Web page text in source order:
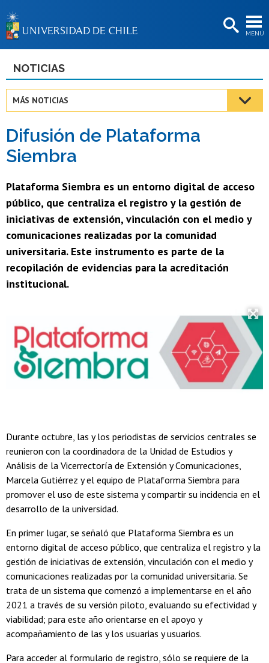
MENÚ
BIBLIOTECAS
Estudiantes
Académicas/os
Egresadas/os
NOTICIAS
MÁS NOTICIAS
Difusión de Plataforma
Siembra
Plataforma Siembra es un entorno digital de acceso
público, que centraliza el registro y la gestión de
iniciativas de extensión, vinculación con el medio y
comunicaciones realizadas por la comunidad
universitaria. Este instrumento es parte de la
recopilación de evidencias para la acreditación
institucional.
Durante octubre, las y los periodistas de servicios centrales se
reunieron con la coordinadora de la Unidad de Estudios y
Análisis de la Vicerrectoría de Extensión y Comunicaciones,
Marcela Gutiérrez y el equipo de Plataforma Siembra para
promover el uso de este sistema y compartir su incidencia en el
desarrollo de la universidad.
En primer lugar, se señaló que Plataforma Siembra es un
entorno digital de acceso público, que centraliza el registro y la
gestión de iniciativas de extensión, vinculación con el medio y
comunicaciones realizadas por la comunidad universitaria. Se
trata de un sistema que comenzó a implementarse en el año
2021 a través de su versión piloto, evaluando su efectividad y
viabilidad; para este año orientarse en el apoyo y
acompañamiento de las y los usuarias y usuarios.
Para acceder al formulario de registro, sólo se requiere de la